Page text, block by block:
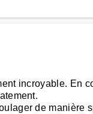
incroyable. En
de manière